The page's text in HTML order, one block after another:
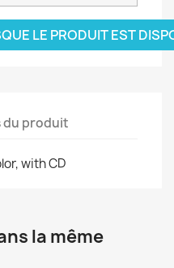
LE PRODUIT EST
du produit
with CD
la même